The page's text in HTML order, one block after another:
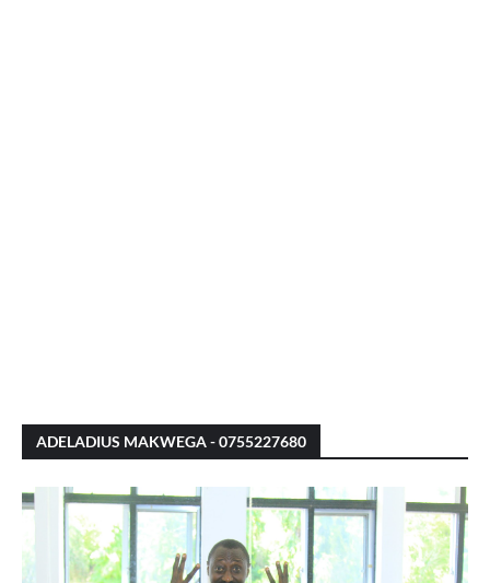
ADELADIUS MAKWEGA - 0755227680